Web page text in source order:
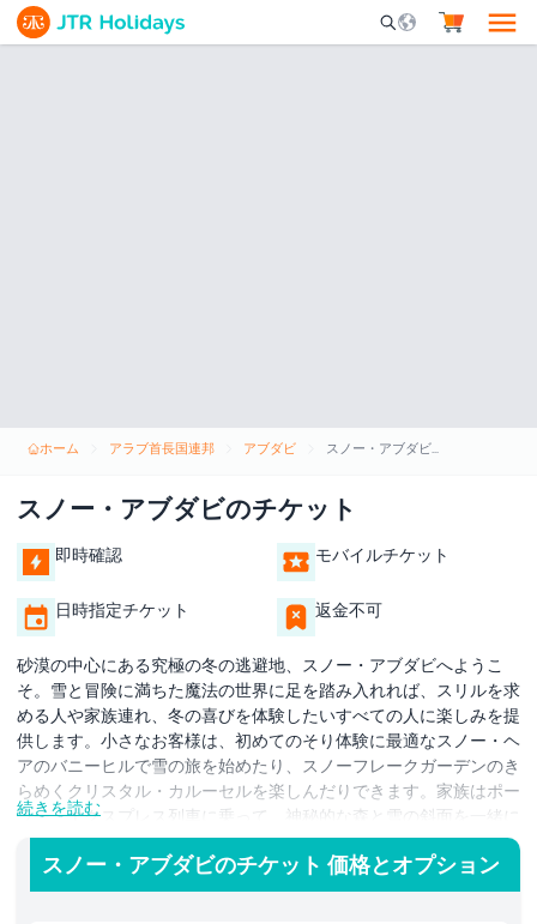
Mobile Search
ホーム アラブ首長国連邦 アブダビ スノー・アブダビのチケット
スノー・アブダビのチケット
即時確認 モバイルチケット
日時指定チケット 返金不可
砂漠の中心にある究極の冬の逃避地、スノー・アブダビへようこ
そ。雪と冒険に満ちた魔法の世界に足を踏み入れれば、スリルを求
める人や家族連れ、冬の喜びを体験したいすべての人に楽しみを提
供します。小さなお客様は、初めてのそり体験に最適なスノー・ヘ
アのバニーヒルで雪の旅を始めたり、スノーフレークガーデンのき
らめくクリスタル・カルーセルを楽しんだりできます。家族はポー
ラー・エクスプレス列車に乗って、神秘的な森と雪の斜面を一緒に
探検できます。さらにスリルを求めるなら、アイス＆フローのバン
パーチューブで雪上を滑ったり、ドリフトのダウンヒルランを疾走
したりできます。より冒険心の強いゲストは、アイス＆フローのト
続きを読む
スノー・アブダビのチケット 価格とオプション